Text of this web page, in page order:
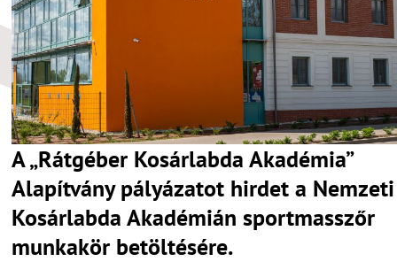
A „Rátgéber Kosárlabda Akadémia”
Alapítvány pályázatot hirdet a Nemzeti
Kosárlabda Akadémián sportmasszőr
munkakör betöltésére.